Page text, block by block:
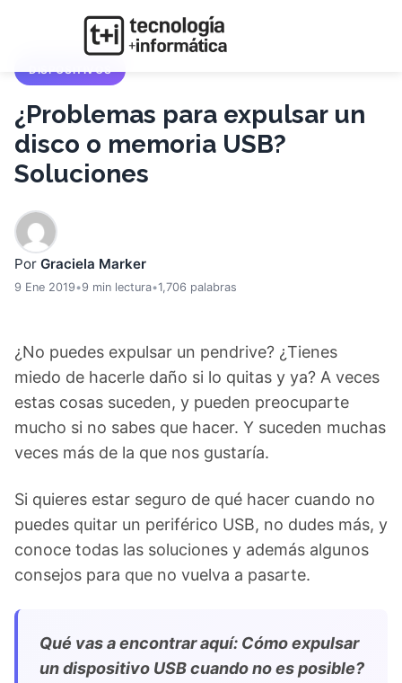
DISPOSITIVOS
¿Problemas para expulsar un
disco o memoria USB?
Soluciones
Por Graciela Marker
9 Ene 2019•9 min lectura•1,706 palabras
¿No puedes expulsar un pendrive? ¿Tienes
miedo de hacerle daño si lo quitas y ya? A veces
estas cosas suceden, y pueden preocuparte
mucho si no sabes que hacer. Y suceden muchas
veces más de la que nos gustaría.
Si quieres estar seguro de qué hacer cuando no
puedes quitar un periférico USB, no dudes más, y
conoce todas las soluciones y además algunos
consejos para que no vuelva a pasarte.
Qué vas a encontrar aquí: Cómo expulsar
un dispositivo USB cuando no es posible?